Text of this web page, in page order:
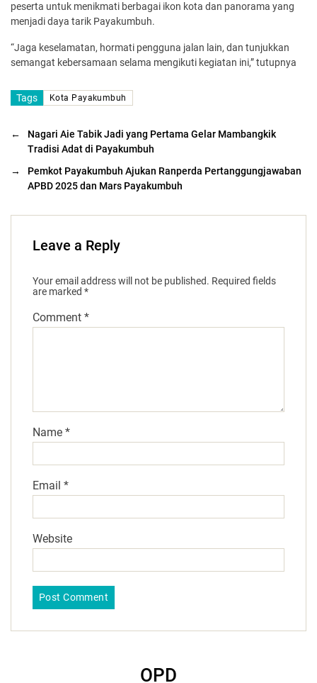
peserta untuk menikmati berbagai ikon kota dan panorama yang
menjadi daya tarik Payakumbuh.
“Jaga keselamatan, hormati pengguna jalan lain, dan tunjukkan
semangat kebersamaan selama mengikuti kegiatan ini,” tutupnya
Tags Kota Payakumbuh
←
Nagari Aie Tabik Jadi yang Pertama Gelar Mambangkik
Tradisi Adat di Payakumbuh
→
Pemkot Payakumbuh Ajukan Ranperda Pertanggungjawaban
APBD 2025 dan Mars Payakumbuh
Leave a Reply
Your email address will not be published. Required fields
are marked *
Comment *
Name *
Email *
Website
OPD